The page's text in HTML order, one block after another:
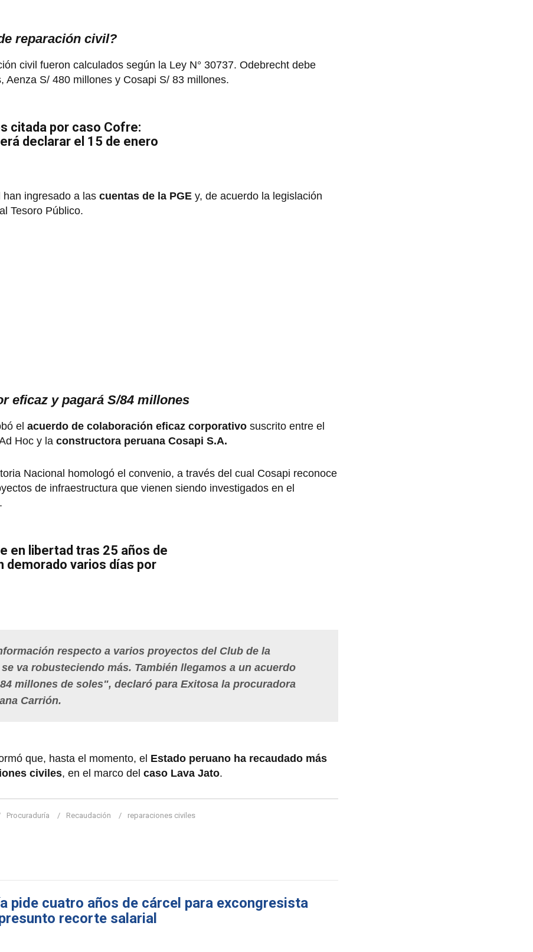
reparación civil?
civil fueron calculados según la Ley N° 30737. Odebrecht debe
S/ 480 millones y Cosapi S/ 83 millones.
citada por caso Cofre:
declarar el 15 de enero
ingresado a las cuentas de la PGE y, de acuerdo la legislación
Tesoro Público.
eficaz y pagará S/84 millones
el acuerdo de colaboración eficaz corporativo suscrito entre el
Hoc y la constructora peruana Cosapi S.A.
Nacional homologó el convenio, a través del cual Cosapi reconoce
de infraestructura que vienen siendo investigados en el
en libertad tras 25 años de
demorado varios días por
respecto a varios proyectos del Club de la
va robusteciendo más. También llegamos a un acuerdo
millones de soles", declaró para Exitosa la procuradora
Carrión.
que, hasta el momento, el Estado peruano ha recaudado más
civiles, en el marco del caso Lava Jato.
Procuraduría Recaudación reparaciones civiles
pide cuatro años de cárcel para excongresista
recorte salarial